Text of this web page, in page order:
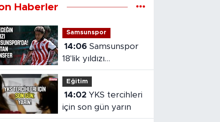
Haberler
Samsunspor
14:06 Samsunspor
18'lik yıldızı
kadrosuna kattı!
Eğitim
14:02
için son gün yarın